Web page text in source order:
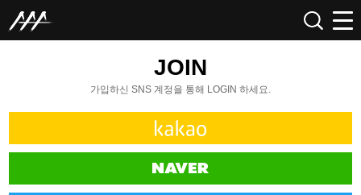
JOIN
가입하신 SNS 계정을 통해 LOGIN 하세요.